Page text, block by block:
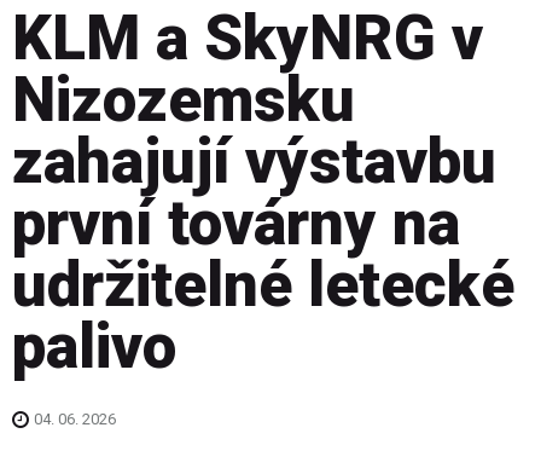
KLM a SkyNRG v
Nizozemsku
zahajují výstavbu
první továrny na
udržitelné letecké
palivo
04. 06. 2026